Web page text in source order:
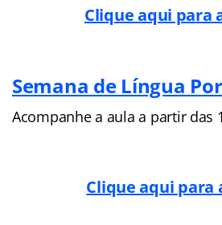
Clique aqui para
Semana de Língua
Acompanhe a aula a partir das
Clique aqui para